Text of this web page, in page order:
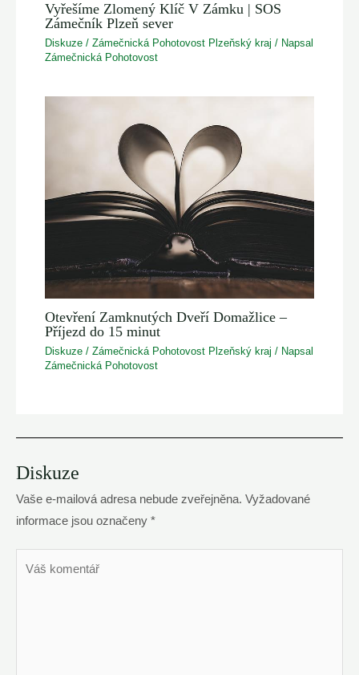
Vyřešíme Zlomený Klíč V Zámku | SOS
Zámečník Plzeň sever
Diskuze /Zámečnická Pohotovost Plzeňský kraj / Napsal
Zámečnická Pohotovost
Otevření Zamknutých Dveří Domažlice –
Příjezd do 15 minut
Diskuze /Zámečnická Pohotovost Plzeňský kraj / Napsal
Zámečnická Pohotovost
Diskuze
Vaše e-mailová adresa nebude zveřejněna. Vyžadované
informace jsou označeny *